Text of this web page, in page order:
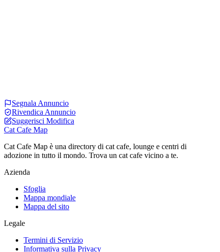
Segnala Annuncio
Rivendica Annuncio
Suggerisci Modifica
Cat Cafe Map
Cat Cafe Map è una directory di cat cafe, lounge e centri di
adozione in tutto il mondo. Trova un cat cafe vicino a te.
Azienda
Sfoglia
Mappa mondiale
Mappa del sito
Legale
Termini di Servizio
Informativa sulla Privacy